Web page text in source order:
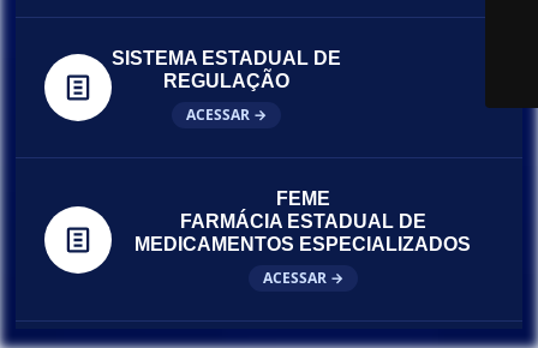
SISTEMA ESTADUAL DE
REGULAÇÃO
ACESSAR →
FEME
FARMÁCIA ESTADUAL DE
MEDICAMENTOS ESPECIALIZADOS
ACESSAR →